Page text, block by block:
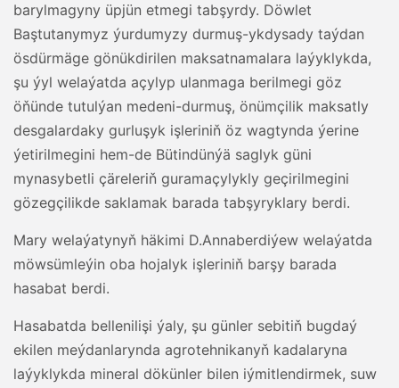
barylmagyny üpjün etmegi tabşyrdy. Döwlet
Baştutanymyz ýurdumyzy durmuş-ykdysady taýdan
ösdürmäge gönükdirilen maksatnamalara laýyklykda,
şu ýyl welaýatda açylyp ulanmaga berilmegi göz
öňünde tutulýan medeni-durmuş, önümçilik maksatly
desgalardaky gurluşyk işleriniň öz wagtynda ýerine
ýetirilmegini hem-de Bütindünýä saglyk güni
mynasybetli çäreleriň guramaçylykly geçirilmegini
gözegçilikde saklamak barada tabşyryklary berdi.
Mary welaýatynyň häkimi D.Annaberdiýew welaýatda
möwsümleýin oba hojalyk işleriniň barşy barada
hasabat berdi.
Hasabatda bellenilişi ýaly, şu günler sebitiň bugdaý
ekilen meýdanlarynda agrotehnikanyň kadalaryna
laýyklykda mineral dökünler bilen iýmitlendirmek, suw